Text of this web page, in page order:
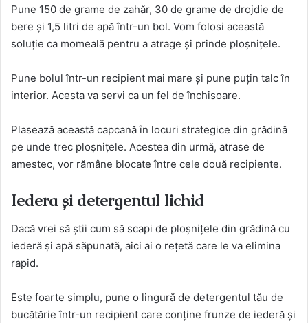
Pune 150 de grame de zahăr, 30 de grame de drojdie de
bere și 1,5 litri de apă într-un bol. Vom folosi această
soluție ca momeală pentru a atrage și prinde ploșnițele.
Pune bolul într-un recipient mai mare și pune puțin talc în
interior. Acesta va servi ca un fel de închisoare.
Plasează această capcană în locuri strategice din grădină
pe unde trec ploșnițele. Acestea din urmă, atrase de
amestec, vor rămâne blocate între cele două recipiente.
Iedera și detergentul lichid
Dacă vrei să știi cum să scapi de ploșnițele din grădină cu
iederă și apă săpunată, aici ai o rețetă care le va elimina
rapid.
Este foarte simplu, pune o lingură de detergentul tău de
bucătărie într-un recipient care conține frunze de iederă și